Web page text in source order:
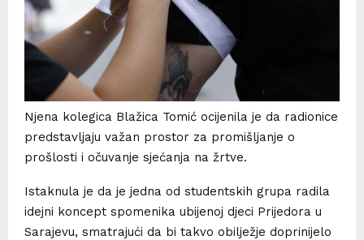
Njena kolegica Blažica Tomić ocijenila je da radionice
predstavljaju važan prostor za promišljanje o
prošlosti i očuvanje sjećanja na žrtve.
Istaknula je da je jedna od studentskih grupa radila
idejni koncept spomenika ubijenoj djeci Prijedora u
Sarajevu, smatrajući da bi takvo obilježje doprinijelo